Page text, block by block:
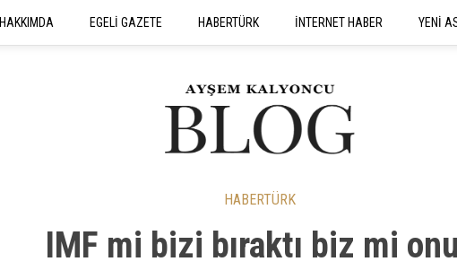
HAKKIMDA EGELİ GAZETE HABERTÜRK İNTERNET HABER YENİ
SEYAHATNAME
HABERTÜRK
IMF mi bizi bıraktı biz mi